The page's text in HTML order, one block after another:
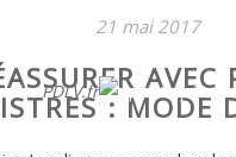
sitePDLV.fr
21 mai 2017
AVEC
: MODE